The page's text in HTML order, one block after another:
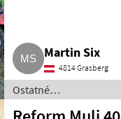
Martin Six
4814 Grasberg
Ostatné
poľnohospodárske